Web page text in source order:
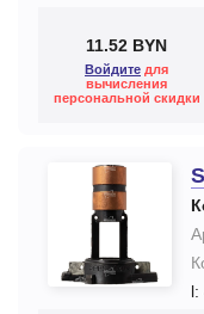
11.52 BYN
Войдите для
вычисления
персональной скидки
l: